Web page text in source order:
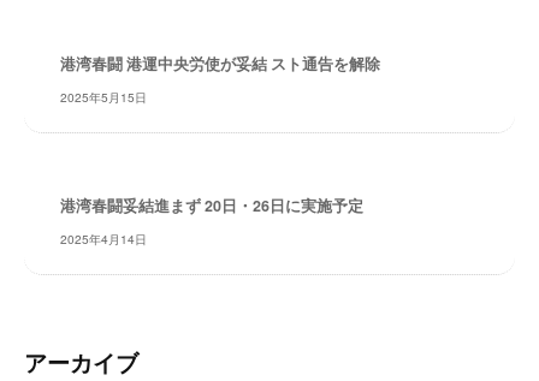
ズ
港湾春闘 港運中央労使が妥結 スト通告を解除
2025年5月15日
港湾春闘妥結進まず 20日・26日に実施予定
2025年4月14日
アーカイブ